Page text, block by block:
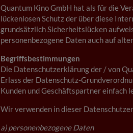
Quantum Kino GmbH hat als für die
lückenlosen Schutz der über diese
grundsätzlich Sicherheitslücken
personenbezogene Daten auch auf
Begriffsbestimmungen
Die Datenschutzerklärung der / von
Erlass der Datenschutz-
Kunden und Geschäftspartner einfach
Wir verwenden in dieser
a) personenbezogene Daten